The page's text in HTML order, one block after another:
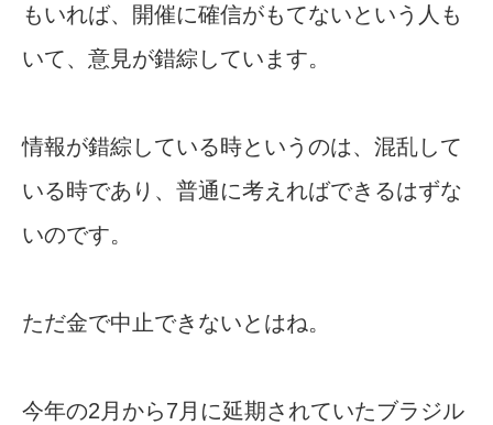
もいれば、開催に確信がもてないという人も
いて、意見が錯綜しています。
情報が錯綜している時というのは、混乱して
いる時であり、普通に考えればできるはずな
いのです。
ただ金で中止できないとはね。
今年の2月から7月に延期されていたブラジル